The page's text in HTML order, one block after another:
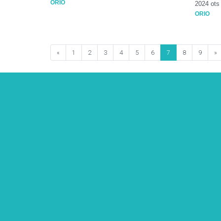
ORIO 2024 ots
ORIO
« 1 2 3 4 5 6 7 8 9 »